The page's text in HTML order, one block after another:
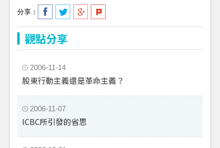
分享：
觀點分享
2006-11-14
股東行動主義還是革命主義？
2006-11-07
ICBC所引發的省思